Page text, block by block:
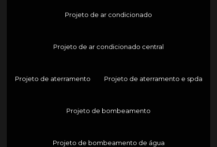
Projeto de ar condicionado
Projeto de ar condicionado central
Projeto de aterramento Projeto de aterramento e spda
Projeto de bombeamento
Projeto de bombeamento de água